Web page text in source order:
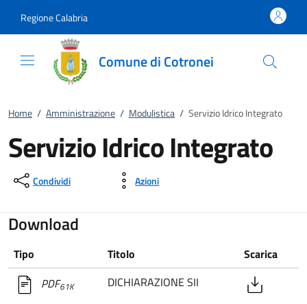
Regione Calabria
Comune di Cotronei
Home / Amministrazione / Modulistica / Servizio Idrico Integrato
Servizio Idrico Integrato
Condividi Azioni
Download
Tipo Titolo
Scarica
PDF61K DICHIARAZIONE SII